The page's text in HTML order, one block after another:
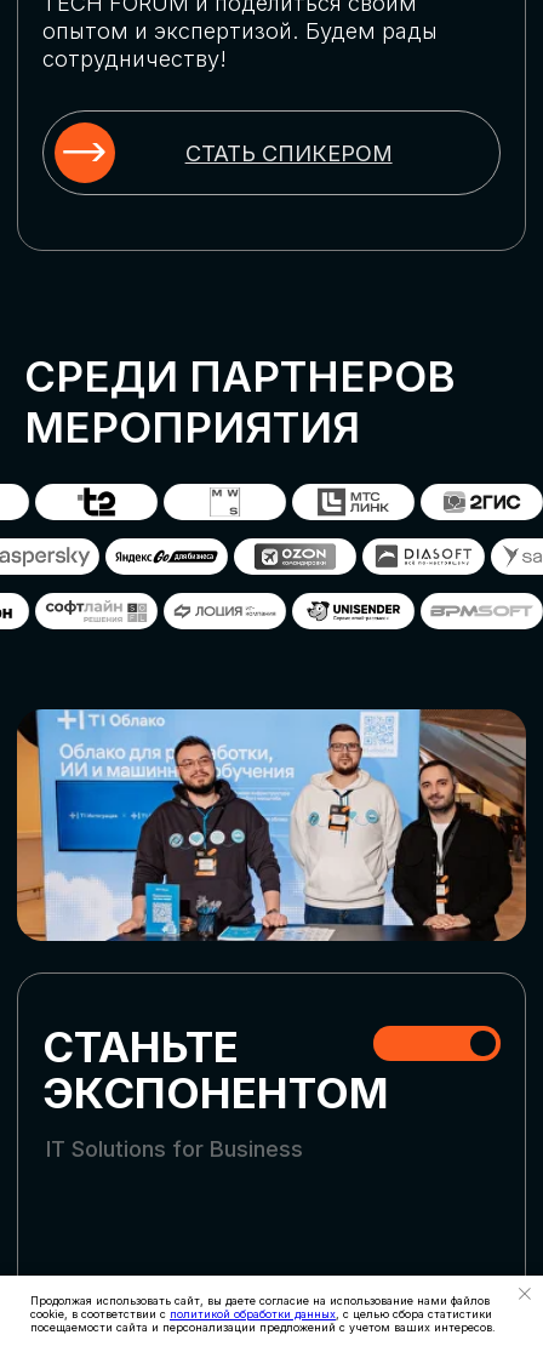
Продолжая использовать сайт, вы даете согласие на использование нами файлов
cookie, в соответствии с политикой обработки данных , с целью сбора статистики
посещаемости сайта и персонализации предложений с учетом ваших интересов.
ЗАЯВКУ
АККРЕДИТАЦИЯ
СМИ
СКАЧАТЬ ПРОГРАММУ
СТАТЬ СПИКЕРОМ
Оставьте заявку, наши менеджеры
свяжутся с вами
СТАТЬ УЧАСТНИКОМ